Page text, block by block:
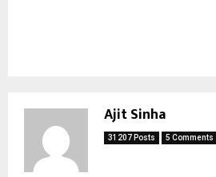
Ajit Sinha
31207 Posts 5 Comments